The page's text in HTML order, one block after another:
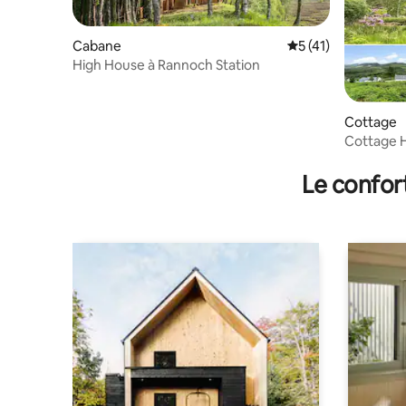
Cabane Évaluation
5 (41)
High House à Rannoch Station
Cottage
Cottage
Le